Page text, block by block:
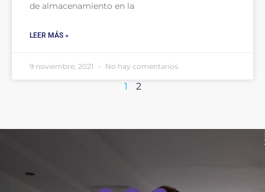
de almacenamiento en la
LEER MÁS »
9 noviembre, 2021 No hay comentarios
1 2